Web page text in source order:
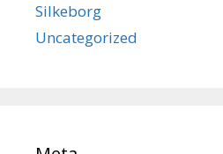
Silkeborg
Uncategorized